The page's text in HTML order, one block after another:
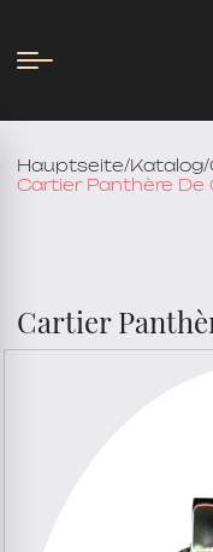
Hauptseite/ Katalog/
Cartier Panthère De
Cartier